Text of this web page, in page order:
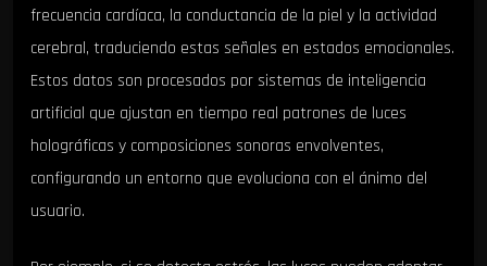
frecuencia cardíaca, la conductancia de la piel y la actividad
cerebral, traduciendo estas señales en estados emocionales.
Estos datos son procesados por sistemas de inteligencia
artificial que ajustan en tiempo real patrones de luces
holográficas y composiciones sonoras envolventes,
configurando un entorno que evoluciona con el ánimo del
usuario.